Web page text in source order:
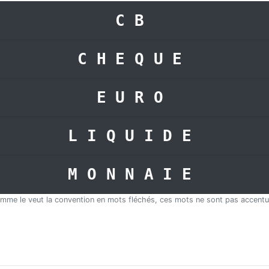
CB
CHEQUE
EURO
LIQUIDE
MONNAIE
le veut la convention en mots fléchés, ces mots ne sont pas